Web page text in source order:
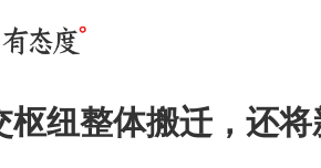
枢纽整体搬迁，还